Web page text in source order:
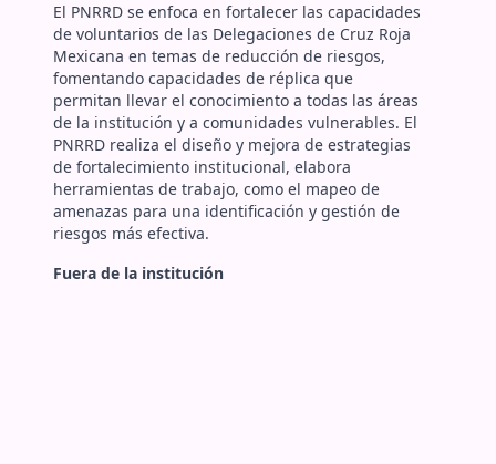
El PNRRD se enfoca en fortalecer las capacidades
de voluntarios de las Delegaciones de Cruz Roja
Mexicana en temas de reducción de riesgos,
fomentando capacidades de réplica que
permitan llevar el conocimiento a todas las áreas
de la institución y a comunidades vulnerables. El
PNRRD realiza el diseño y mejora de estrategias
de fortalecimiento institucional, elabora
herramientas de trabajo, como el mapeo de
amenazas para una identificación y gestión de
riesgos más efectiva.
Fuera de la institución